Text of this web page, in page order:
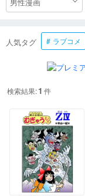
人気タグ ラブコメ
検索結果:1 件